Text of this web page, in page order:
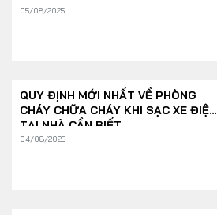
05/08/2025
QUY ĐỊNH MỚI NHẤT VỀ PHÒNG
CHÁY CHỮA CHÁY KHI SẠC XE ĐIỆN
TẠI NHÀ CẦN BIẾT
04/08/2025